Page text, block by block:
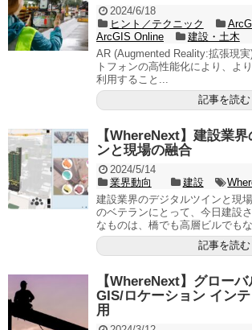
2024/6/18
ヒント／テクニック
ArcGIS Online
建設・土木
AR (Augmented Reality:拡張現
トフォンの高性能化により、よ
利用すること...
記事を読む
【WhereNext】建設業
ンと現場の融合
2024/5/14
業界動向
建設
建設業界のデジタルツインと現
のベテランにとって、今日建設
なものは、橋でも高層ビルでもな
記事を読む
【WhereNext】グロー
GIS/ロケーション イン
用